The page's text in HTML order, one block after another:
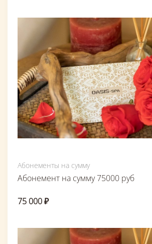
Абонементы на сумму
Абонемент на сумму 75000 руб
75 000 ₽